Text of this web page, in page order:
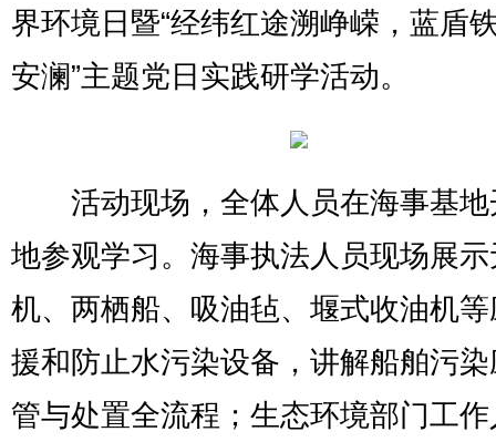
界环境日暨“经纬红途溯峥嵘，蓝盾
安澜”主题党日实践研学活动。
活动现场，全体人员在海事基地
地参观学习。海事执法人员现场展
机、两栖船、吸油毡、堰式收油机
援和防止水污染设备，讲解船舶污
管与处置全流程；生态环境部门工